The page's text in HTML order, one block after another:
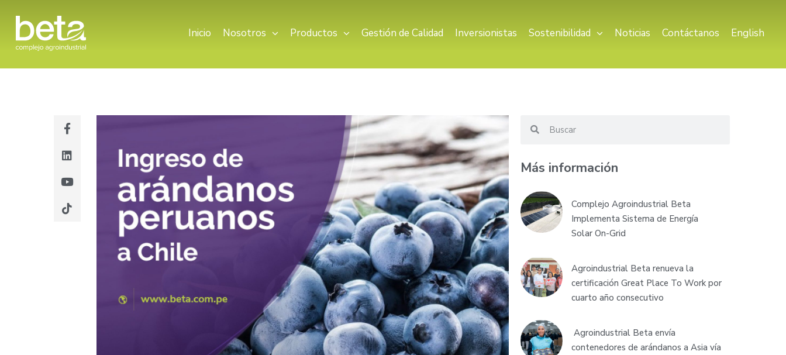
Inicio Nosotros Productos Gestión de Calidad Inversionistas Sostenibilidad Noticias Contáctanos English
Más información
Complejo Agroindustrial Beta
Implementa Sistema de Energía
Solar On-Grid
Agroindustrial Beta renueva la
certificación Great Place To Work por
cuarto año consecutivo
Agroindustrial Beta envía
contenedores de arándanos a Asia vía